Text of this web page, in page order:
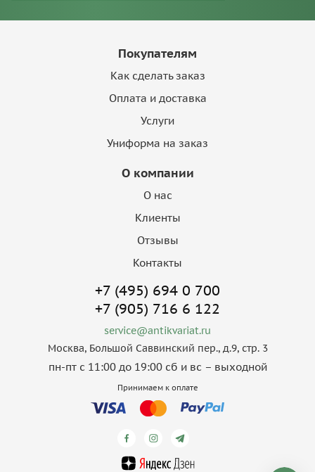
Покупателям
Как сделать заказ
Оплата и доставка
Услуги
Униформа на заказ
О компании
О нас
Клиенты
Отзывы
Контакты
+7 (495) 694 0 700
+7 (905) 716 6 122
service@antikvariat.ru
Москва, Большой Саввинский пер., д.9, стр. 3
пн-пт с 11:00 до 19:00 сб и вс – выходной
Принимаем к оплате